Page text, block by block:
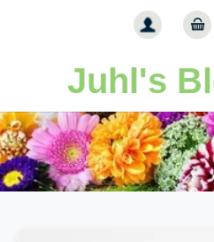
Juhl's